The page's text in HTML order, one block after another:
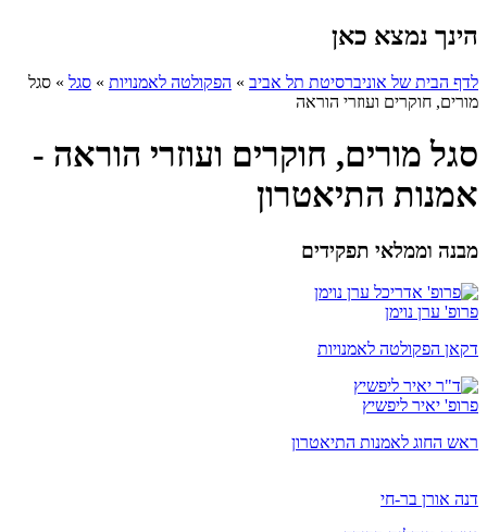
הינך נמצא כאן
לדף הבית של אוניברסיטת תל אביב » הפקולטה לאמנויות » סגל » סגל
מורים, חוקרים ועוזרי הוראה
סגל מורים, חוקרים ועוזרי הוראה -
אמנות התיאטרון
מבנה וממלאי תפקידים
פרופ' ערן נוימן
דקאן הפקולטה לאמנויות
פרופ' יאיר ליפשיץ
ראש החוג לאמנות התיאטרון
דנה אורן בר-חי